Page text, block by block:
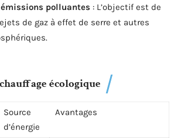
polluantes : L’objectif est de
de gaz à effet de serre et autres
écologique
Source
d’énergie
Avantages